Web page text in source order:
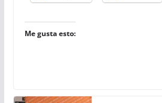
Me gusta esto: